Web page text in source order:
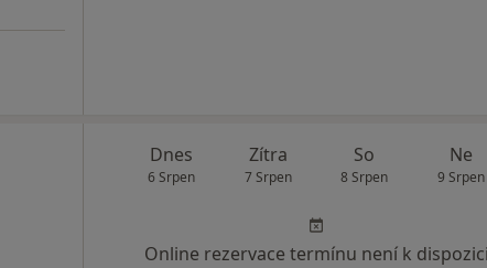
Dnes
6 Srpen
Zítra
7 Srpen
So
8 Srpen
Ne
9 Srpen
Online rezervace termínu není k dispozici